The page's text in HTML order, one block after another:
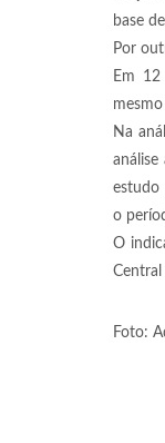
base
Por
Em 12
Na
estudo
o
O
Foto: